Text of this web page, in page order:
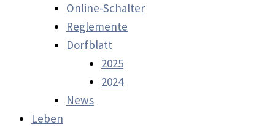
Online-Schalter
Reglemente
Dorfblatt
2025
2024
News
Leben